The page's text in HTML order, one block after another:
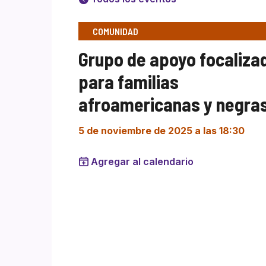
COMUNIDAD
Grupo de apoyo
para familias
afroamericanas y
5 de noviembre de 2025 a las 18:30
Agregar al calendario